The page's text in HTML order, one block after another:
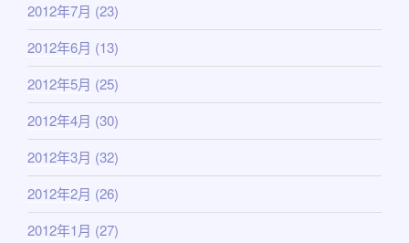
2012年7月 (23)
2012年6月 (13)
2012年5月 (25)
2012年4月 (30)
2012年3月 (32)
2012年2月 (26)
2012年1月 (27)